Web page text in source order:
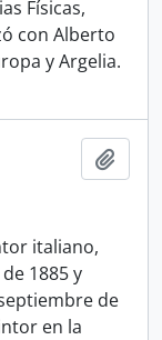
Físicas,
con Alberto
y Argelia.
italiano,
1885 y
de
en la